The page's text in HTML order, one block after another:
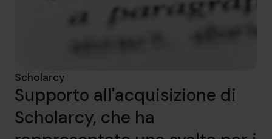
Scholarcy
Supporto all'acquisizione di
Scholarcy, che ha